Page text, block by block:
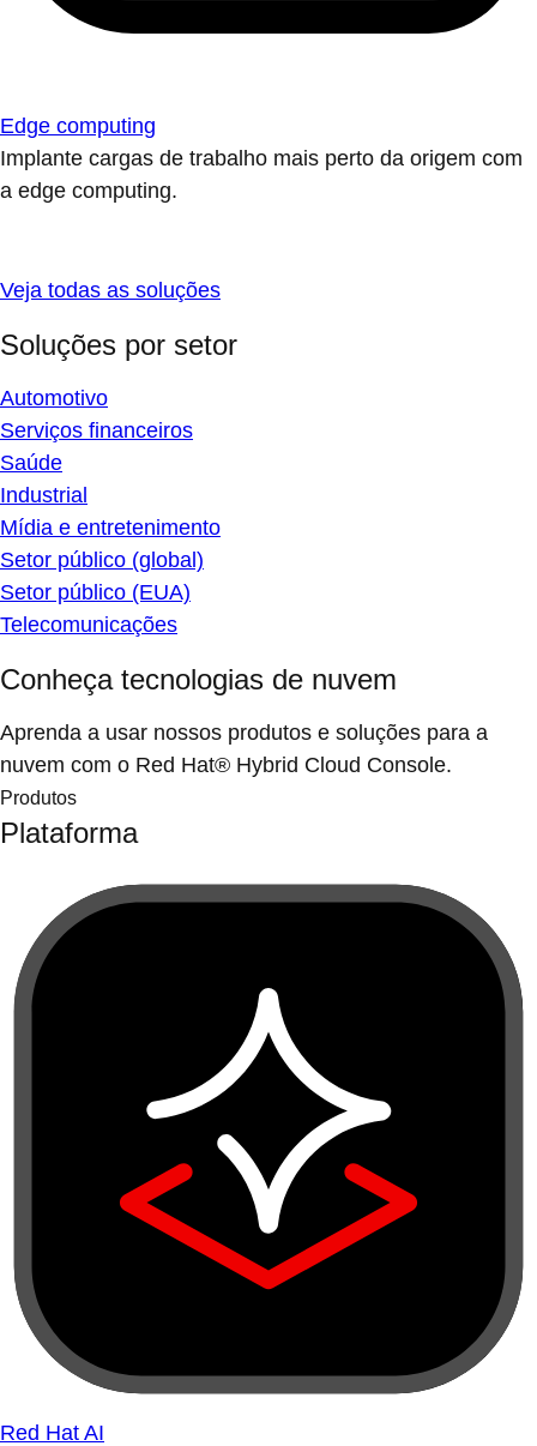
Edge computing
Implante cargas de trabalho mais perto da origem com
a edge computing.
Veja todas as soluções
Soluções por setor
Automotivo
Serviços financeiros
Saúde
Industrial
Mídia e entretenimento
Setor público (global)
Setor público (EUA)
Telecomunicações
Conheça tecnologias de nuvem
Aprenda a usar nossos produtos e soluções para a
nuvem com o Red Hat® Hybrid Cloud Console.
Produtos
Plataforma
Red Hat AI